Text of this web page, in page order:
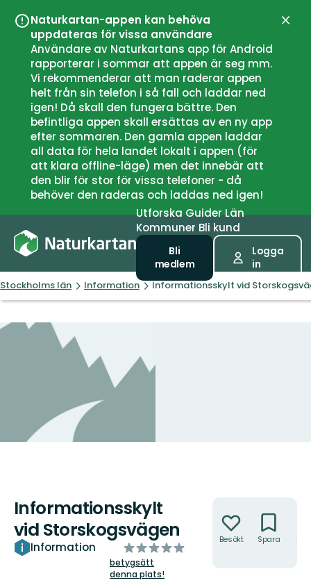
Naturkartan-appen kan behöva
uppdateras för vissa användare
Användare av Naturkartans app för Android
rapporterar i sommar att appen är seg mm.
Vi rekommenderar att man raderar appen
helt från sin telefon i så fall och laddar ned
igen! Då skall den fungera bättre. Den
befintliga appen skall ersättas av en ny app
efter sommaren. Den gamla appen laddar
all data för hela landet lokalt i appen (för
att klara offline-läge) men det innebär att
den blir för stor för vissa telefoner - då
behöver den raderas och laddas ned igen!
UtforskaGuiderLän
Kommuner Bli kund
Bli
medlem
Logga
in
Stockholms län Information Informationsskylt vid
Informationsskylt
vid Storskogsvägen
Information
av
5
stjärnor
betygsätt
denna plats!
Besökt Spara